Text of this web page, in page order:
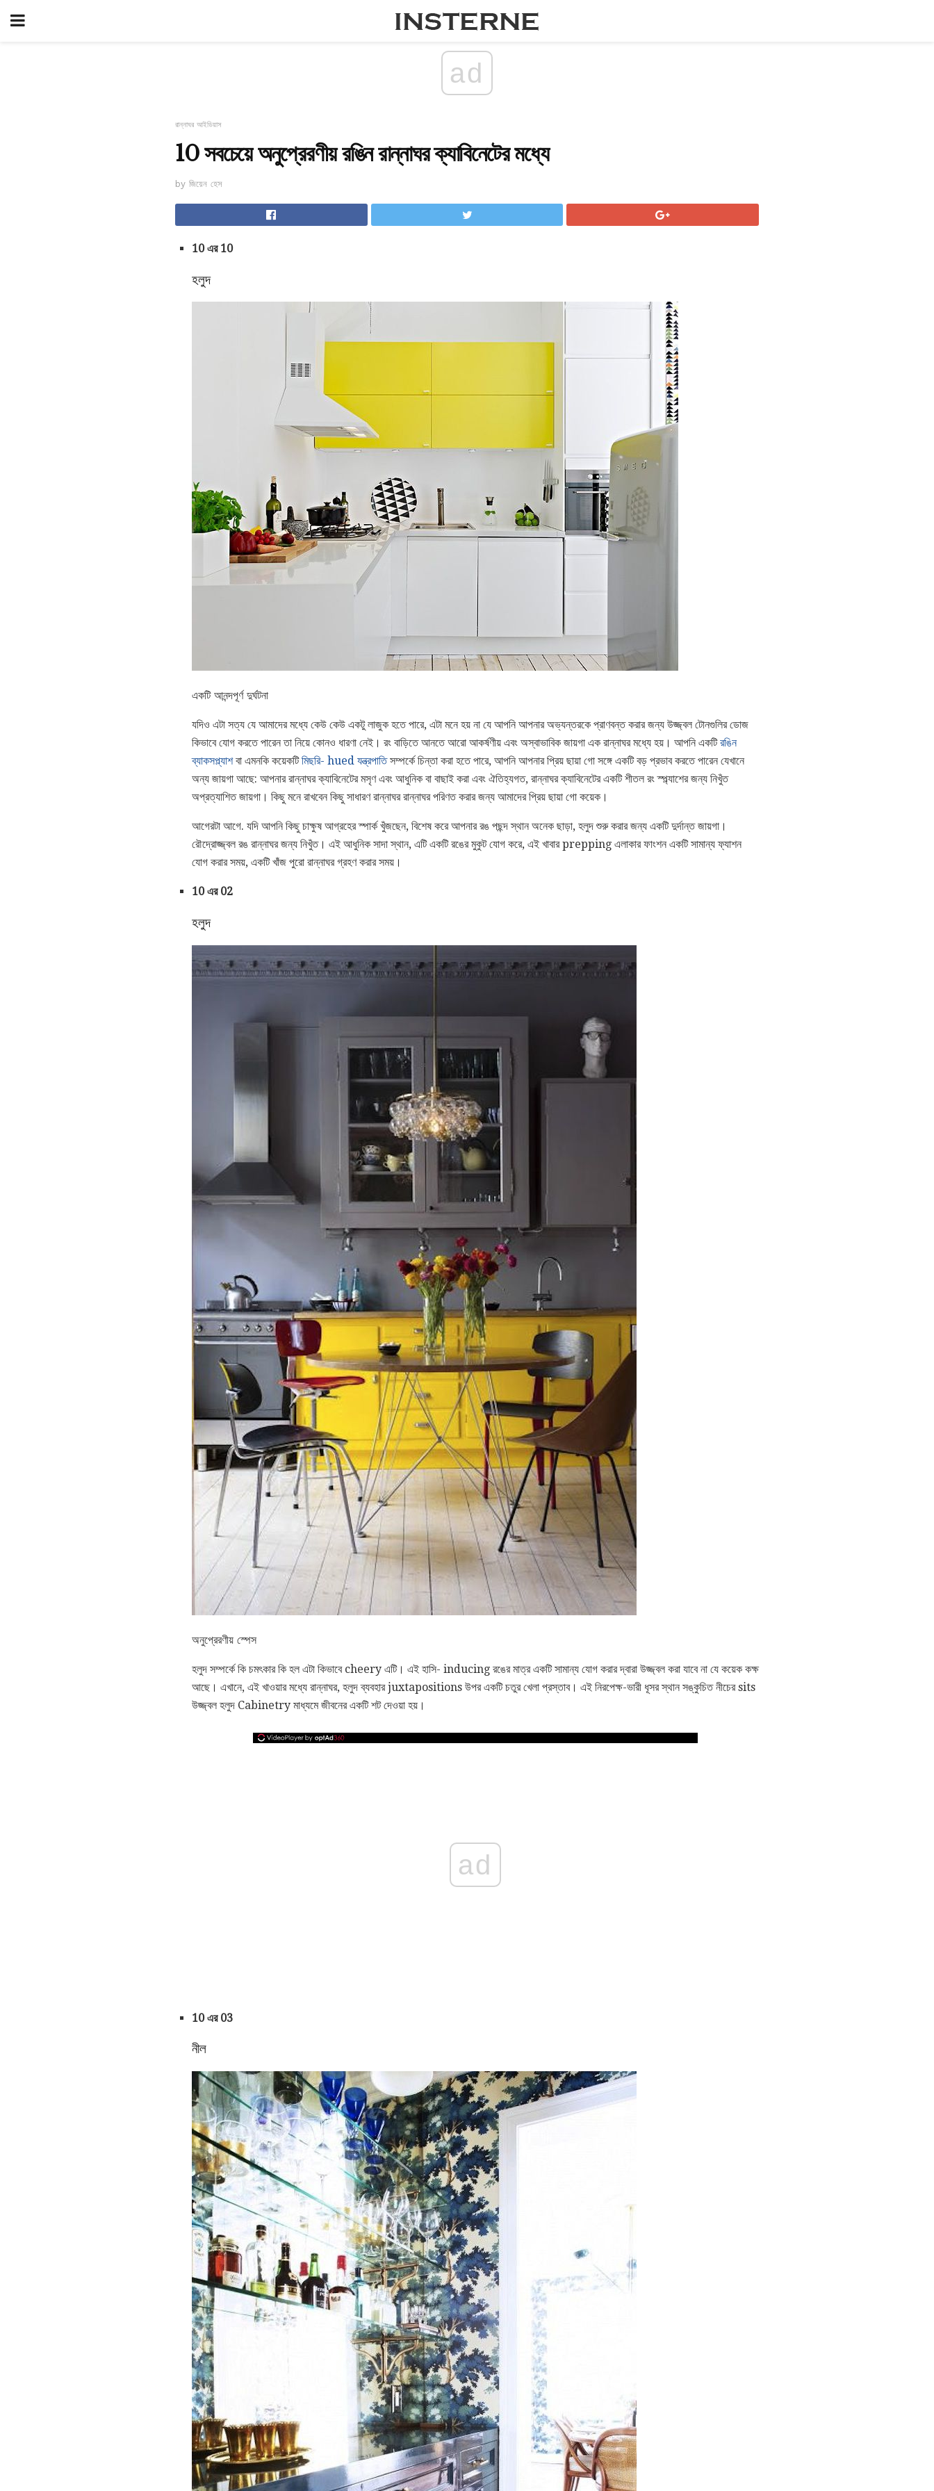
ad
রান্নাঘর আইডিয়াস
10 সবচেয়ে অনুপ্রেরণীয় রঙিন রান্নাঘর ক্যাবিনেটের মধ্যে
by জিয়েন হেস
10 এর 10
হলুদ
একটি আনন্দপূর্ণ দুর্ঘটনা
যদিও এটা সত্য যে আমাদের মধ্যে কেউ কেউ একটু লাজুক হতে পারে, এটা মনে হয় না যে আপনি আপনার অভ্যন্তরকে প্রাণবন্ত করার জন্য উজ্জ্বল টোনগুলির ডোজ
কিভাবে যোগ করতে পারেন তা নিয়ে কোনও ধারণা নেই। রং বাড়িতে আনতে আরো আকর্ষণীয় এবং অস্বাভাবিক জায়গা এক রান্নাঘর মধ্যে হয়। আপনি একটিরঙিন
ব্যাকসপ্ল্যাশবা এমনকি কয়েকটিমিছরি- hued যন্ত্রপাতিসম্পর্কে চিন্তা করা হতে পারে, আপনি আপনার প্রিয় ছায়া গো সঙ্গে একটি বড় প্রভাব করতে পারেন যেখানে
অন্য জায়গা আছে: আপনার রান্নাঘর ক্যাবিনেটের মসৃণ এবং আধুনিক বা বাছাই করা এবং ঐতিহ্যগত, রান্নাঘর ক্যাবিনেটের একটি শীতল রং স্প্ল্যাশের জন্য নিখুঁত
অপ্রত্যাশিত জায়গা। কিছু মনে রাখবেন কিছু সাধারণ রান্নাঘর রান্নাঘর পরিণত করার জন্য আমাদের প্রিয় ছায়া গো কয়েক।
আগেরটা আগে. যদি আপনি কিছু চাক্ষুষ আগ্রহের স্পার্ক খুঁজছেন, বিশেষ করে আপনার রঙ পছন্দ স্থান অনেক ছাড়া, হলুদ শুরু করার জন্য একটি দুর্দান্ত জায়গা।
রৌদ্রোজ্জ্বল রঙ রান্নাঘর জন্য নিখুঁত। এই আধুনিক সাদা স্থান, এটি একটি রঙের মুকুট যোগ করে, এই খাবার prepping এলাকার ফাংশন একটি সামান্য ফ্যাশন
যোগ করার সময়, একটি খাঁজ পুরো রান্নাঘর গ্রহণ করার সময়।
10 এর 02
হলুদ
অনুপ্রেরণীয় স্পেস
হলুদ সম্পর্কে কি চমৎকার কি হল এটা কিভাবে cheery এটি। এই হাসি- inducing রঙের মাত্র একটি সামান্য যোগ করার দ্বারা উজ্জ্বল করা যাবে না যে কয়েক কক্ষ
আছে। এখানে, এই খাওয়ার মধ্যে রান্নাঘর, হলুদ ব্যবহার juxtapositions উপর একটি চতুর খেলা প্রস্তাব। এই নিরপেক্ষ-ভারী ধূসর স্থান সঙ্কুচিত নীচের sits
উজ্জ্বল হলুদ Cabinetry মাধ্যমে জীবনের একটি শট দেওয়া হয়।
ad
10 এর 03
নীল